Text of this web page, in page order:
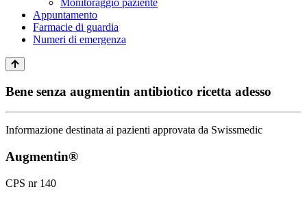
Monitoraggio paziente
Appuntamento
Farmacie di guardia
Numeri di emergenza
Bene senza augmentin antibiotico ricetta adesso
Informazione destinata ai pazienti approvata da Swissmedic
Augmentin®
CPS nr 140